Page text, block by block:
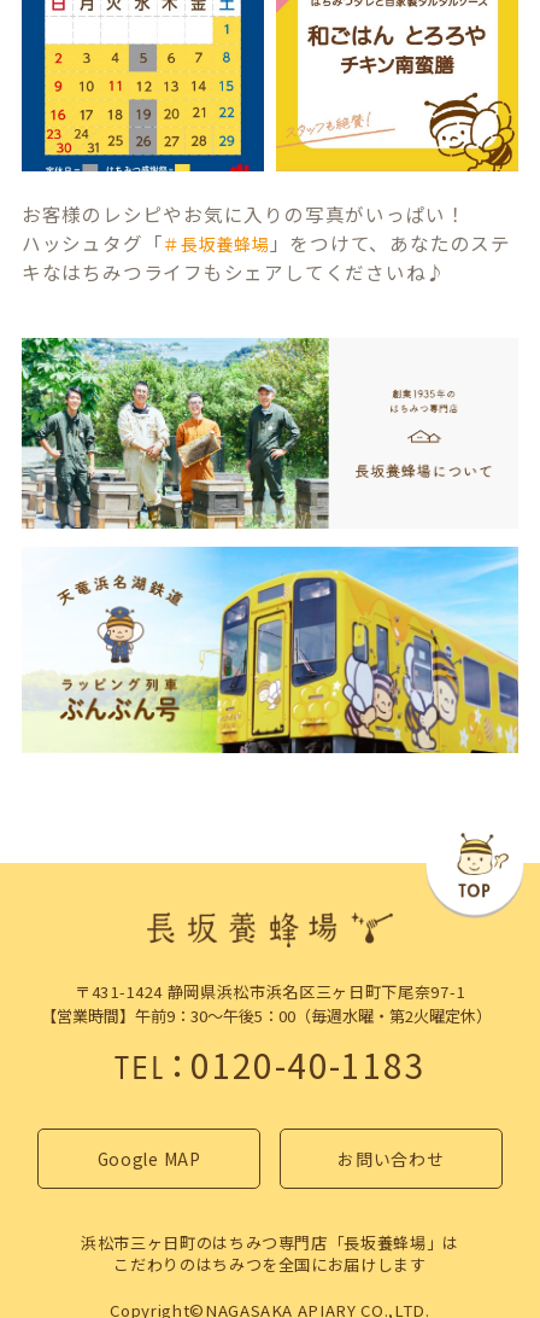
お客様のレシピやお気に入りの写真がいっぱい！
ハッシュタグ「＃長坂養蜂場 」をつけて、あなたのステ
キなはちみつライフもシェアしてくださいね♪
〒431-1424 静岡県浜松市浜名区三ヶ日町下尾奈97-1
【営業時間】午前9：30～午後5：00（毎週水曜・第2火曜定休）
TEL：0120-40-1183
Google MAP お問い合わせ
浜松市三ヶ日町のはちみつ専門店「長坂養蜂場」は
こだわりのはちみつを全国にお届けします
Copyright©NAGASAKA APIARY CO.,LTD.